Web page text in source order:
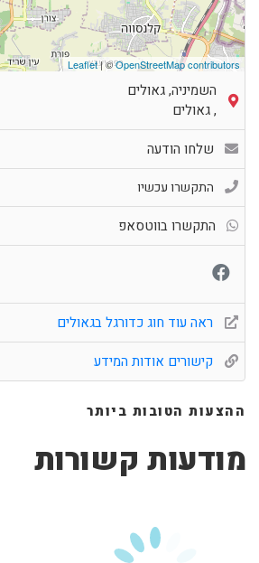
Leaflet| ©OpenStreetMap contributors
השמיניה, גאולים
,גאולים
שלחו הודעה
התקשרו עכשיו
התקשרו בווטסאפ
ראה עוד חוג כדורגל בגאולים
קישורים אודות המידע
ההצעות הטובות ביותר
מודעות קשורות